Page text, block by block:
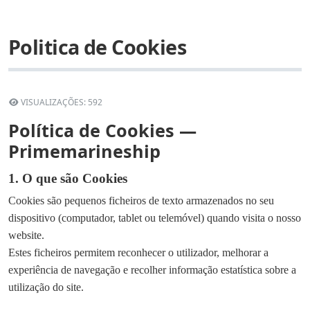
Politica de Cookies
VISUALIZAÇÕES: 592
Política de Cookies —
Primemarineship
1. O que são Cookies
Cookies são pequenos ficheiros de texto armazenados no seu
dispositivo (computador, tablet ou telemóvel) quando visita o nosso
website.
Estes ficheiros permitem reconhecer o utilizador, melhorar a
experiência de navegação e recolher informação estatística sobre a
utilização do site.